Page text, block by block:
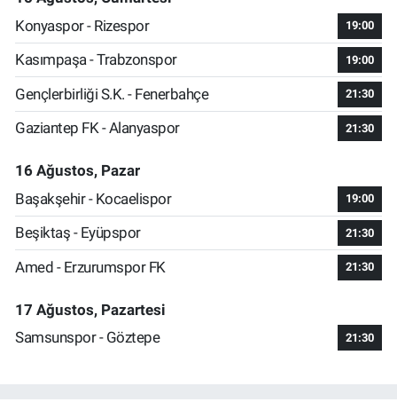
Konyaspor - Rizespor
19:00
Kasımpaşa - Trabzonspor 19:00
Gençlerbirliği S.K. - Fenerbahçe 21:30
Gaziantep FK - Alanyaspor 21:30
16 Ağustos, Pazar
Başakşehir - Kocaelispor
19:00
Beşiktaş - Eyüpspor 21:30
Amed - Erzurumspor FK 21:30
17 Ağustos, Pazartesi
Samsunspor - Göztepe
21:30